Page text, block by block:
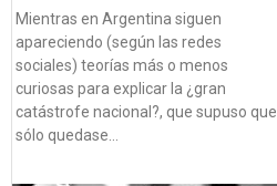
Mientras en Argentina siguen
apareciendo (según las redes
sociales) teorías más o menos
curiosas para explicar la ¿gran
catástrofe nacional?, que supuso que
sólo quedase…